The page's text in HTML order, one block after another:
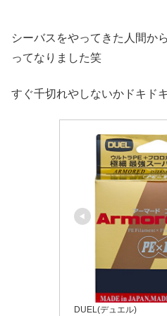
シーバスをやってきた人間か
ってなりました笑
すぐ千切れやしないかドキド
DUEL(デュエル)